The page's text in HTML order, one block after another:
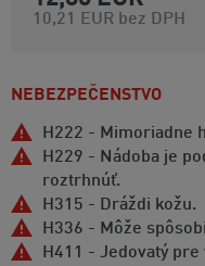
10,21 EUR bez DPH
H222 - Mimoriadne
H229 - Nádoba je
roztrhnúť.
H315 - Dráždi kožu.
H336 - Môže
H411 - Jedovatý
NEBEZPEČENSTVO